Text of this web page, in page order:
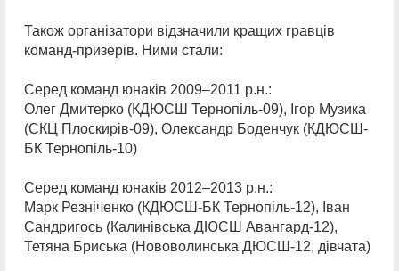
Також організатори відзначили кращих гравців
команд-призерів. Ними стали:
Серед команд юнаків 2009–2011 р.н.:
Олег Дмитерко (КДЮСШ Тернопіль-09), Ігор Музика
(СКЦ Плоскирів-09), Олександр Боденчук (КДЮСШ-
БК Тернопіль-10)
Серед команд юнаків 2012–2013 р.н.:
Марк Резніченко (КДЮСШ-БК Тернопіль-12), Іван
Сандригось (Калинівська ДЮСШ Авангард-12),
Тетяна Бриська (Нововолинська ДЮСШ-12, дівчата)